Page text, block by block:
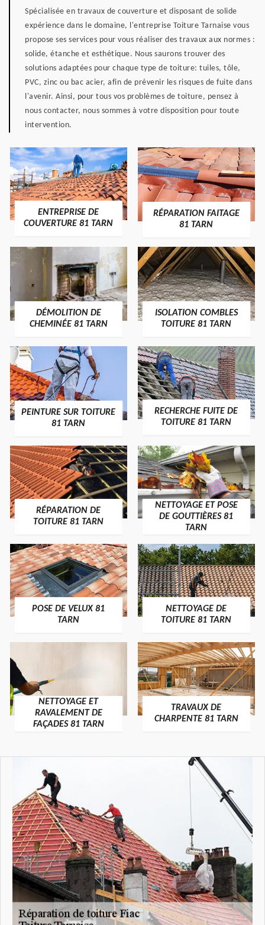
Spécialisée en travaux de couverture et disposant de solide
expérience dans le domaine, l'entreprise Toiture Tarnaise vous
propose ses services pour vous réaliser des travaux aux normes :
solide, étanche et esthétique. Nous saurons trouver des
solutions adaptées pour chaque type de toiture: tuiles, tôle,
PVC, zinc ou bac acier, afin de prévenir les risques de fuite dans
l'avenir. Ainsi, pour tous vos problèmes de toiture, pensez à
nous contacter, nous sommes à votre disposition pour toute
intervention.
ENTREPRISE DE
COUVERTURE 81 TARN
RÉPARATION FAITAGE
81 TARN
DÉMOLITION DE
CHEMINÉE 81 TARN
ISOLATION COMBLES
TOITURE 81 TARN
PEINTURE SUR TOITURE
81 TARN
RECHERCHE FUITE DE
TOITURE 81 TARN
RÉPARATION DE
TOITURE 81 TARN
NETTOYAGE ET POSE
DE GOUTTIÈRES 81
TARN
POSE DE VELUX 81
TARN
NETTOYAGE DE
TOITURE 81 TARN
NETTOYAGE ET
RAVALEMENT DE
FAÇADES 81 TARN
TRAVAUX DE
CHARPENTE 81 TARN